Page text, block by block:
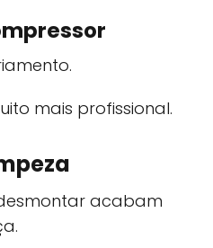
mais profissional.
acabam